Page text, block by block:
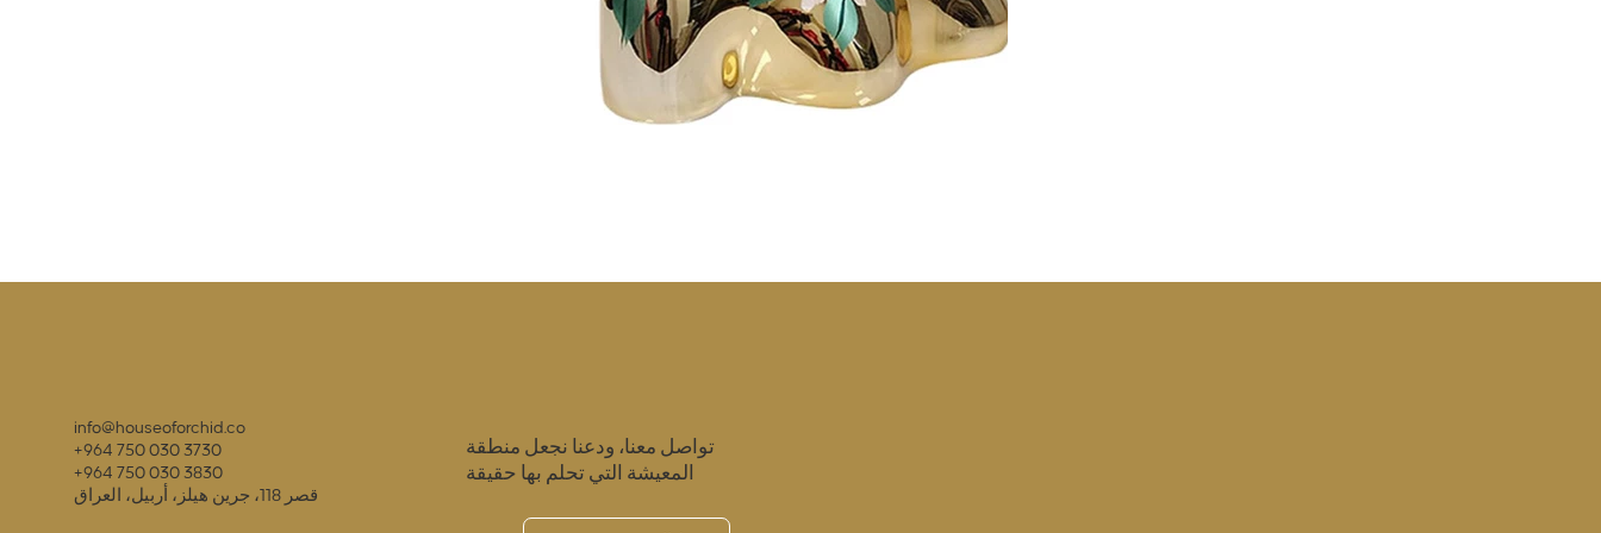
info@houseoforchid.co
+964 750 030 3730
+964 750 030 3830
قصر 118، جرين هيلز، أربيل، العراق
تواصل معنا، ودعنا نجعل منطقة
المعيشة التي تحلم بها حقيقة